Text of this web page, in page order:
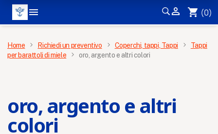
  shopping_cart (0)
MENÙ
Home Richiedi un preventivo Coperchi, tappi, Tappi
Tappi
per barattoli di miele
oro, argento e altri colori
oro, argento e altri
colori